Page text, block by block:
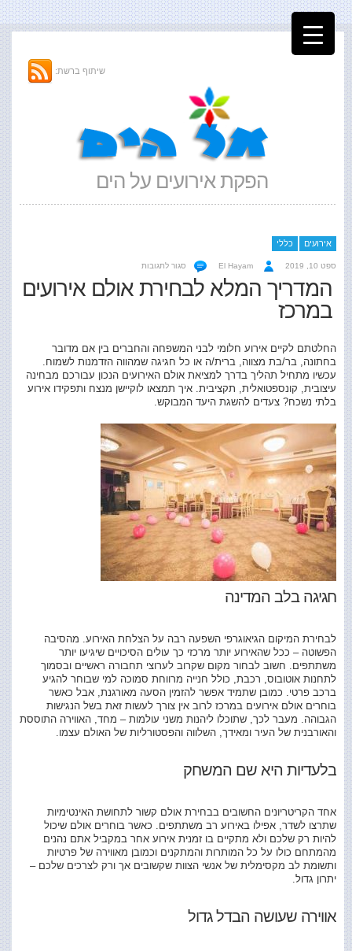
הפקת אירועים על הים
שיתוף ברשת:
אירועים כללי
ספט 10, 2019 El Hayam סגור לתגובותעל
המלא
במרכז
המדריך המלא לבחירת אולם אירועים
במרכז
החלטתם לקיים אירוע חלומי לבני המשפחה והחברים בין אם מדובר
בחתונה, בר/בת מצווה, ברית/ה או כל חגיגה שמהווה הזדמנות לשמוח.
עכשיו מתחיל תהליך בדרך למציאת אולם האירועים הנכון עבורכם מבחינה
עיצובית, קונספטואלית, תקציבית. איך תמצאו לוקיישן מנצח ותפקידו אירוע
בלתי נשכח? צעדים להשגת היעד המבוקש.
חגיגה בלב המדינה
לבחירת המיקום הגיאוגרפי השפעה רבה על הצלחת האירוע. מהסיבה
הפשוטה – ככל שהאירוע יותר מרכזי כך עולים הסיכויים שיגיעו יותר
משתתפים. חשוב לבחור מקום שקרוב לערוצי תחבורה ראשיים ובסמוך
לתחנות אוטובוס, רכבת, כולל חנייה מרווחת סמוכה למי שבוחר להגיע
ברכב פרטי. כמובן שתמיד אפשר להזמין הסעה מאורגנת, אבל כאשר
בוחרים אולם אירועים במרכז לרוב אין צורך לעשות זאת בשל הנגישות
הגבוהה. מעבר לכך, שתוכלו ליהנות משני עולמות – מחד, האווירה התוססת
והאורבנית של העיר ומאידך, השלווה והפסטורליות של האולם עצמו.
בלעדיות היא שם המשחק
אחד הקריטריונים החשובים בבחירת אולם קשור לתחושת האינטימיות
שתרצו לשדר, אפילו באירוע רב משתתפים. כאשר בוחרים אולם שיכול
להיות רק שלכם ולא מתקיים בו זמנית אירוע אחר במקביל אתם נהנים
מהמתחם כולו על כל המותרות והמתקנים וכמובן מאווירה של פרטיות
ותשומת לב מקסימלית של אנשי הצוות שקשובים אך ורק לצרכים שלכם –
יתרון גדול.
אווירה שעושה הבדל גדול